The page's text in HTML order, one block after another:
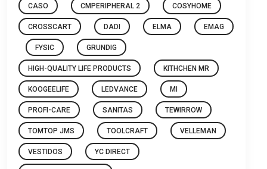
CASO CMPERIPHERAL 2 COSYHOME
CROSSCART DADI ELMA EMAG
FYSIC GRUNDIG
HIGH-QUALITY LIFE PRODUCTS KITHCHEN MR
KOOGEELIFE LEDVANCE MI
PROFI-CARE SANITAS TEWIRROW
TOMTOP JMS TOOLCRAFT VELLEMAN
VESTIDOS YC DIRECT